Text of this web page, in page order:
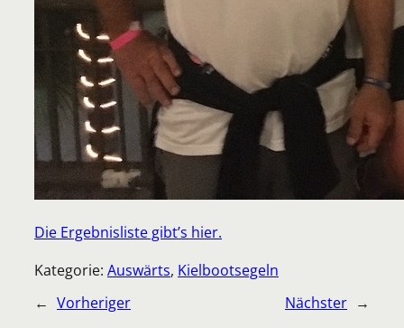
Die Ergebnisliste gibt’s hier.
Kategorie: Auswärts, Kielbootsegeln
← Vorheriger Nächster →